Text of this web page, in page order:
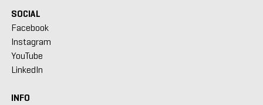
SOCIAL
Facebook
Instagram
YouTube
LinkedIn
INFO